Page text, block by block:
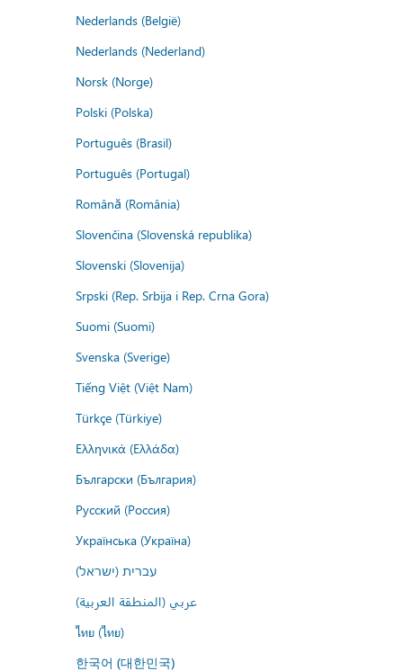
Nederlands (België)
Nederlands (Nederland)
Norsk (Norge)
Polski (Polska)
Português (Brasil)
Português (Portugal)
Română (România)
Slovenčina (Slovenská republika)
Slovenski (Slovenija)
Srpski (Rep. Srbija i Rep. Crna Gora)
Suomi (Suomi)
Svenska (Sverige)
Tiếng Việt (Việt Nam)
Türkçe (Türkiye)
Ελληνικά (Ελλάδα)
Български (България)
Русский (Россия)
Українська (Україна)
עברית (ישראל)
عربي (المنطقة العربية)
ไทย (ไทย)
한국어 (대한민국)